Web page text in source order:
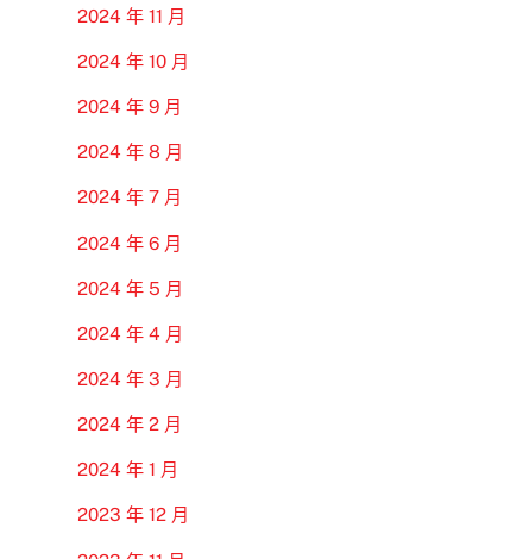
2024 年 11 月
2024 年 10 月
2024 年 9 月
2024 年 8 月
2024 年 7 月
2024 年 6 月
2024 年 5 月
2024 年 4 月
2024 年 3 月
2024 年 2 月
2024 年 1 月
2023 年 12 月